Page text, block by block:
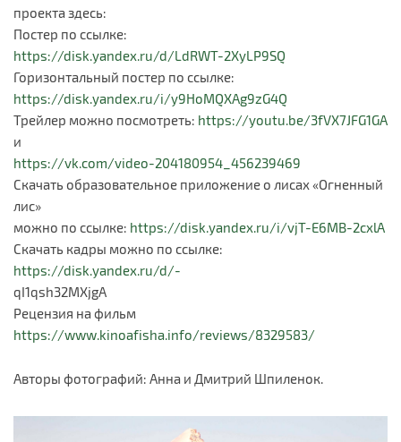
проекта здесь:
Постер по ссылке:
https://disk.yandex.ru/d/LdRWT-2XyLP9SQ
Горизонтальный постер по ссылке:
https://disk.yandex.ru/i/y9HoMQXAg9zG4Q
Трейлер можно посмотреть: https://youtu.be/3fVX7JFG1GA
и
https://vk.com/video-204180954_456239469
Скачать образовательное приложение о лисах «Огненный
лис»
можно по ссылке: https://disk.yandex.ru/i/vjT-E6MB-2cxlA
Скачать кадры можно по ссылке:
https://disk.yandex.ru/d/-
qI1qsh32MXjgA
Рецензия на фильм
https://www.kinoafisha.info/reviews/8329583/
Авторы фотографий: Анна и Дмитрий Шпиленок.